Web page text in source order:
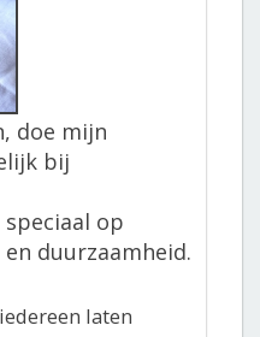
doe mijn
bij
op
duurzaamheid.
laten